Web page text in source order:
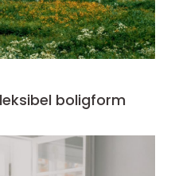
boligform